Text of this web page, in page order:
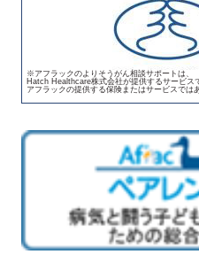
※アフラックのよりそうがん相談サポートは、
Hatch Healthcare株式会社が提供するサービス
アフラックの提供する保険またはサービスでは